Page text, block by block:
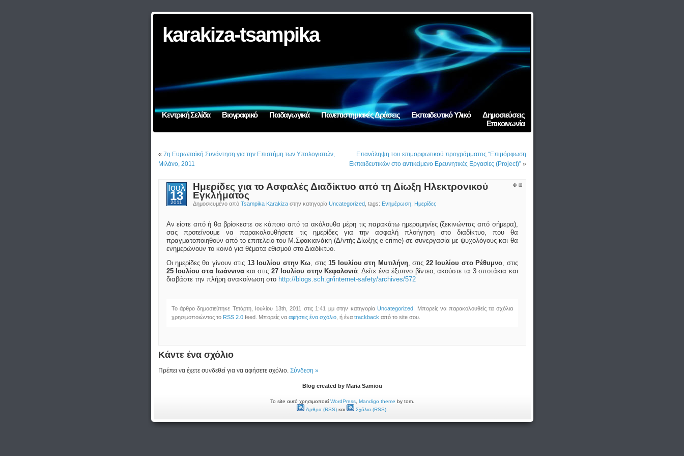
karakiza-tsampika
Κεντρική Σελίδα Βιογραφικό Παιδαγωγικά Πανεπιστημιακές Δράσεις Εκπαιδευτικό Υλικό
Δημοσιεύσεις
Επικοινωνία
« 7η Ευρωπαϊκή Συνάντηση για την Επιστήμη των Υπολογιστών,
Μιλάνο, 2011
Επανάληψη του επιμορφωτικού προγράμματος “Επιμόρφωση
Εκπαιδευτικών στο αντικείμενο Ερευνητικές Εργασίες (Project)”»
Ιουλ
13
2011
Ημερίδες για το Ασφαλές Διαδίκτυο από τη Δίωξη Hλεκτρονικού
Eγκλήματος
Δημοσιευμένο απόTsampika Karakiza στην κατηγορίαUncategorized , tags: Ενημέρωση Ημερίδες
Αν είστε από ή θα βρίσκεστε σε κάποιο από τα ακόλουθα μέρη τις παρακάτω ημερομηνίες (ξεκινώντας από σήμερα),
σας προτείνουμε να παρακολουθήσετε τις ημερίδες για την ασφαλή πλοήγηση στο διαδίκτυο, που θα
πραγματοποιηθούν από το επιτελείο του Μ.Σφακιανάκη (Δ/ντής Δίωξης e-crime) σε συνεργασία με ψυχολόγους και θα
ενημερώνουν το κοινό για θέματα εθισμού στο Διαδίκτυο.
Οι ημερίδες θα γίνουν στις 13 Ιουλίου στην Κω, στις15 Ιουλίου στη Μυτιλήνη, στις 22 Ιουλίου στο Ρέθυμνο, στις
25 Ιουλίου στα Ιωάννινακαι στις 27 Ιουλίου στην Κεφαλονιά. Δείτε ένα έξυπνο βίντεο, ακούστε τα 3 σποτάκια και
διαβάστε την πλήρη ανακοίνωση στο http://blogs.sch.gr/internet-safety/archives/572
Το άρθρο δημοσιεύτηκε Τετάρτη, Ιουλίου 13th, 2011 στις 1:41 μμ στην κατηγορίαUncategorized . Μπορείς να παρακολουθείς τα σχόλια
χρησιμοποιώντας το RSS 2.0feed. Μπορείς να αφήσεις ένα σχόλιο, ή ένα trackback από το site σου.
Κάντε ένα σχόλιο
Πρέπει να έχετε συνδεθεί για να αφήσετε σχόλιο. Σύνδεση »
Blog created by Maria Samiou
Το site αυτό χρησιμοποιεί WordPress, Mandigo theme by tom.
Άρθρα (RSS)και Σχόλια (RSS).